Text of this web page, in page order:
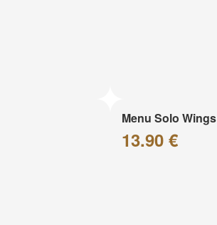
Menu Solo Wings
13.90 €